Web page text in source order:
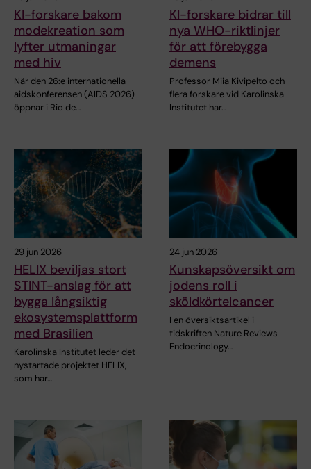
KI-forskare bakom
modekreation som
lyfter utmaningar
med hiv
När den 26:e internationella
aidskonferensen (AIDS 2026)
öppnar i Rio de…
KI-forskare bidrar till
nya WHO-riktlinjer
för att förebygga
demens
Professor Miia Kivipelto och
flera forskare vid Karolinska
Institutet har…
29 jun 2026
HELIX beviljas stort
STINT-anslag för att
bygga långsiktig
ekosystemsplattform
med Brasilien
Karolinska Institutet leder det
nystartade projektet HELIX,
som har…
24 jun 2026
Kunskapsöversikt om
jodens roll i
sköldkörtelcancer
I en översiktsartikel i
tidskriften Nature Reviews
Endocrinology…